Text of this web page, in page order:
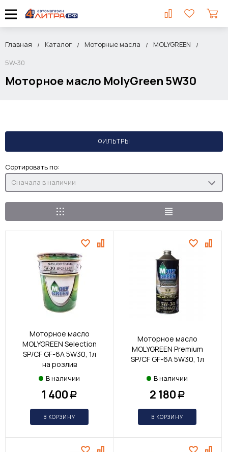
Главная Каталог Моторные масла
MOLYGREEN
5W-30
Моторное масло MolyGreen 5W30
ФИЛЬТРЫ
Сортировать по:
Сначала в наличии
Моторное масло
MOLYGREEN Selection
SP/CF GF-6A 5W30, 1л
на розлив
В наличии
1 400 Р
В КОРЗИНУ
Моторное масло
MOLYGREEN Premium
SP/CF GF-6A 5W30, 1л
В наличии
2 180 Р
В КОРЗИНУ